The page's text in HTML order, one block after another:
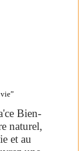
Bien-
naturel,
et au